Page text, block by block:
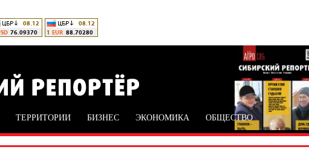
ТЕРРИТОРИИ БИЗНЕС ЭКОНОМИКА ОБЩЕСТВО